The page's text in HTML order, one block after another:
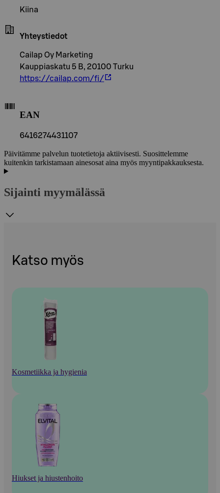
Kiina
Yhteystiedot
Cailap Oy Marketing
Kauppiaskatu 5 B, 20100 Turku
https://cailap.com/fi/
EAN
6416274431107
Päivitämme palvelun tuotetietoja aktiivisesti. Suosittelemme
kuitenkin tarkistamaan ainesosat aina myös myyntipakkauksesta.
Sijainti myymälässä
Katso myös
Kosmetiikka ja hygienia
Hiukset ja hiustenhoito